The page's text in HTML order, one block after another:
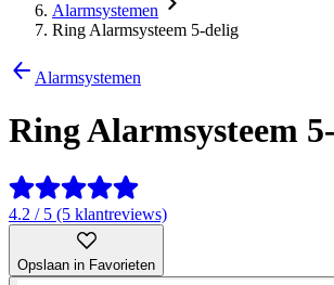
Alarmsystemen
Ring Alarmsysteem 5-delig
Alarmsystemen
Ring Alarmsysteem
4.2 / 5 (5 klantreviews)
Opslaan in Favorieten